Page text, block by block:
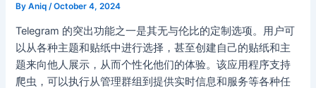
ByAniq/October 4, 2024
Telegram 的突出功能之一是其无与伦比的定制选项。用户可
以从各种主题和贴纸中进行选择，甚至创建自己的贴纸和主
题来向他人展示，从而个性化他们的体验。该应用程序支持
爬虫，可以执行从管理群组到提供实时信息和服务等各种任